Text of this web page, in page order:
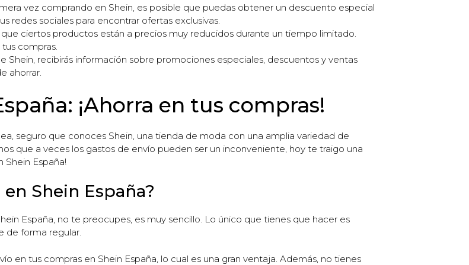
vez comprando en Shein, es posible que puedas obtener un descuento especial
redes sociales para encontrar ofertas exclusivas.
ciertos productos están a precios muy reducidos durante un tiempo limitado.
compras.
Shein, recibirás información sobre promociones especiales, descuentos y ventas
ahorrar.
¡Ahorra en tus compras!
seguro que conoces Shein, una tienda de moda con una amplia variedad de
que a veces los gastos de envío pueden ser un inconveniente, hoy te traigo una
Shein España!
Shein España?
España, no te preocupes, es muy sencillo. Lo único que tienes que hacer es
de forma regular.
en tus compras en Shein España, lo cual es una gran ventaja. Además, no tienes